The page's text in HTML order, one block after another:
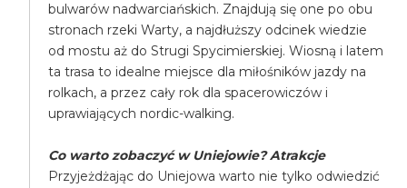
bulwarów nadwarciańskich. Znajdują się one po obu
stronach rzeki Warty, a najdłuższy odcinek wiedzie
od mostu aż do Strugi Spycimierskiej. Wiosną i latem
ta trasa to idealne miejsce dla miłośników jazdy na
rolkach, a przez cały rok dla spacerowiczów i
uprawiających nordic-walking.
Co warto zobaczyć w Uniejowie? Atrakcje
Przyjeżdżając do Uniejowa warto nie tylko odwiedzić